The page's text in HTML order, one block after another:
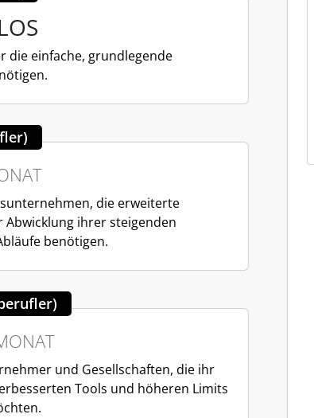
die einfache, grundlegende
die erweiterte
Abwicklung ihrer steigenden
benötigen.
und Gesellschaften, die ihr
Tools und höheren Limits